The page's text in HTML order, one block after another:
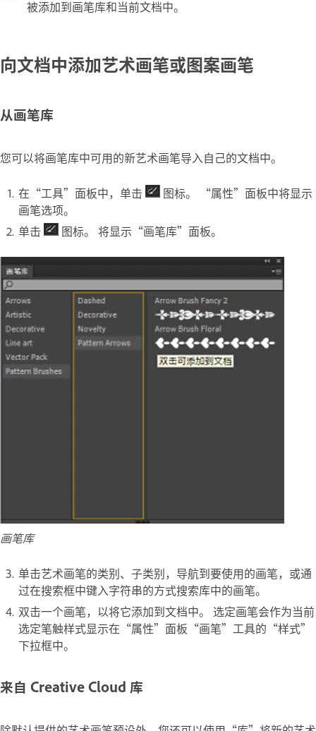
被添加到画笔库和当前文档中。
向文档中添加艺术画笔或图案画笔
从画笔库
您可以将画笔库中可用的新艺术画笔导入自己的文档中。
在“工具”面板中，单击
图标。 “属性”面板中将显示
画笔选项。
单击
图标。 将显示“画笔库”面板。
画笔库
单击艺术画笔的类别、子类别，导航到要使用的画笔，或通
过在搜索框中键入字符串的方式搜索库中的画笔。
双击一个画笔，以将它添加到文档中。 选定画笔会作为当前
选定笔触样式显示在“属性”面板“画笔”工具的“样式”
下拉框中。
来自 Creative Cloud 库